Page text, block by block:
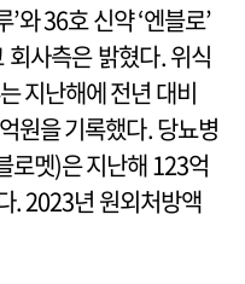
와 36호 신약 ‘엔블로’
회사측은 밝혔다. 위식
지난해에 전년 대비
원을 기록했다. 당뇨병
로멧)은 지난해 123억
. 2023년 원외처방액